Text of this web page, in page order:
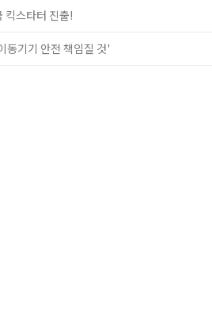
킥스타터 진출!
동기기 안전 책임질 것'